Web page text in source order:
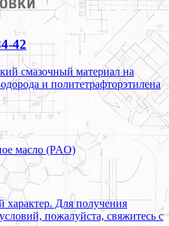
42
смазочный материал на
и политетрафторэтилена
масло (PAO)
характер. Для получения
пожалуйста, свяжитесь с